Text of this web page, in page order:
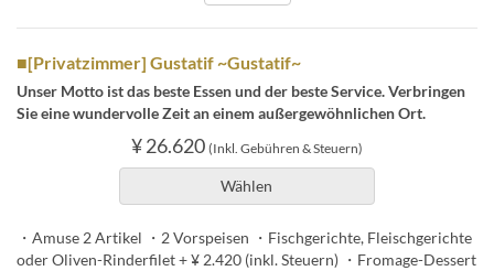
■[Privatzimmer] Gustatif ~Gustatif~
Unser Motto ist das beste Essen und der beste Service. Verbringen
Sie eine wundervolle Zeit an einem außergewöhnlichen Ort.
¥ 26.620 (Inkl. Gebühren & Steuern)
Wählen
・Amuse 2 Artikel ・2 Vorspeisen ・Fischgerichte, Fleischgerichte
oder Oliven-Rinderfilet + ¥ 2.420 (inkl. Steuern) ・Fromage-Dessert